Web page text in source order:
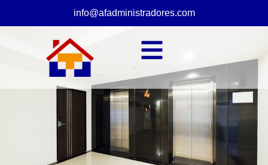
info@afadministradores.com